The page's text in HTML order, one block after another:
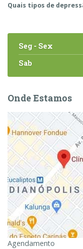
Quais tipos de
Seg - Sex
Sab
Onde Estamos
Agendamento